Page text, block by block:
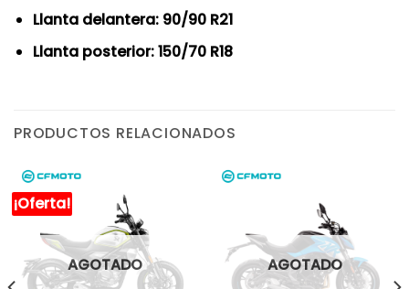
Llanta delantera: 90/90 R21
Llanta posterior: 150/70 R18
PRODUCTOS RELACIONADOS
¡Oferta!
AGOTADO AGOTADO